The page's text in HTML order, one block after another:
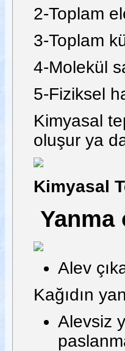
2-Toplam
3-Toplam
4-Molekül
5-Fiziksel
Kimyasal
oluşur ya
Kimyasal
Yanma
Alev
Kağıdın
Alevsiz